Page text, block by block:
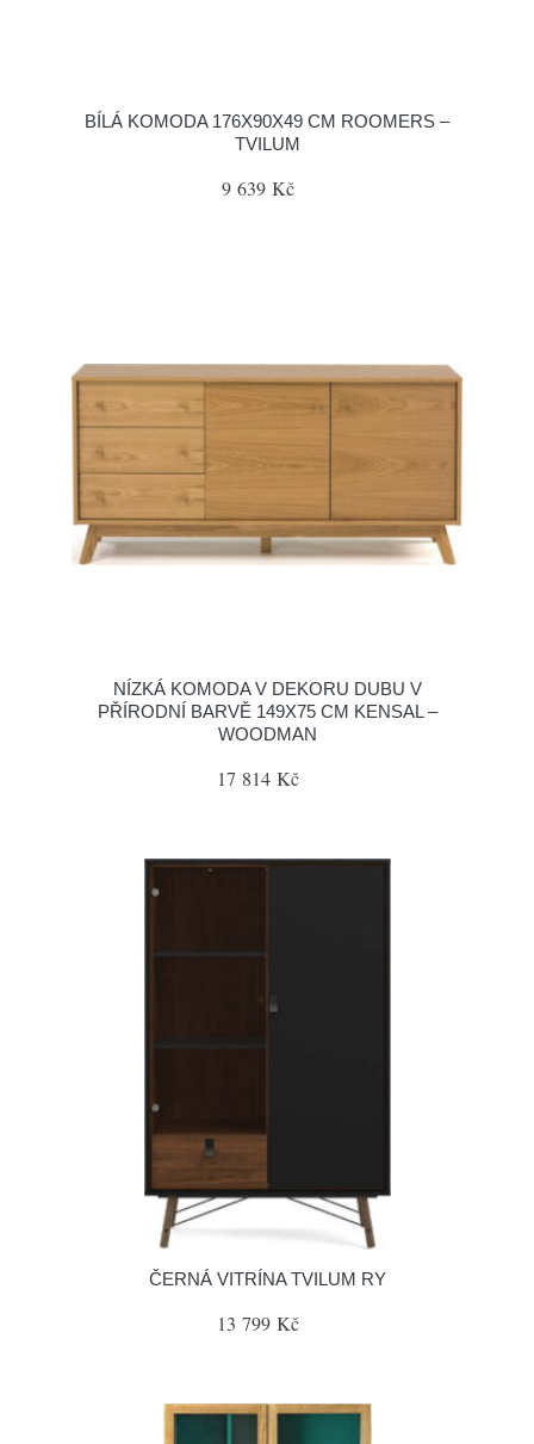
BÍLÁ KOMODA 176X90X49 CM ROOMERS –
TVILUM
9 639 Kč
NÍZKÁ KOMODA V DEKORU DUBU V
PŘÍRODNÍ BARVĚ 149X75 CM KENSAL –
WOODMAN
17 814 Kč
ČERNÁ VITRÍNA TVILUM RY
13 799 Kč